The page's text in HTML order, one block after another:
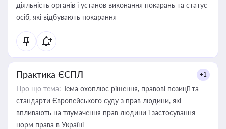
діяльність органів і установ виконання покарань та статус
осіб, які відбувають покарання
Практика ЄСПЛ +1
Про що тема: Тема охоплює рішення, правові позиції та
стандарти Європейського суду з прав людини, які
впливають на тлумачення прав людини і застосування
норм права в Україні